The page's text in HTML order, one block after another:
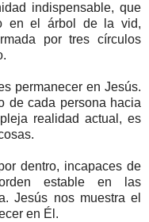
indispensable, que
en el árbol de la vid,
por tres círculos
permanecer en Jesús.
de cada persona hacia
realidad actual, es
dentro, incapaces de
estable en las
Jesús nos muestra el
en Él.